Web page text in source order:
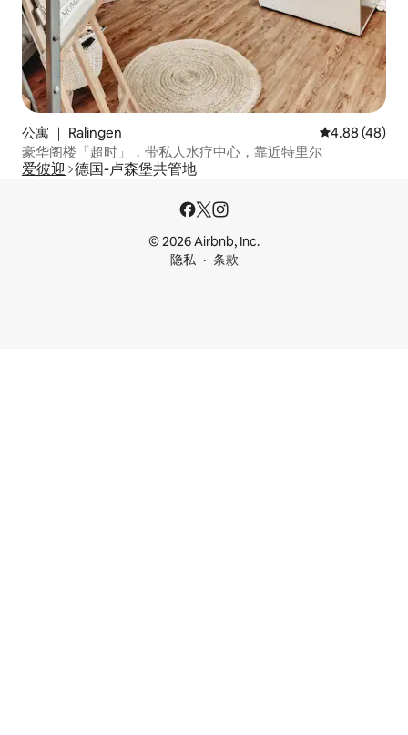
公寓 ｜ Ralingen 平均评分
4.88 (48)
豪华阁楼「超时」，带私人水疗中心，靠近特里尔
爱彼迎 德国-卢森堡共管地
© 2026 Airbnb, Inc.
隐私
条款